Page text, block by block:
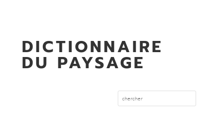
DICTIONNAIRE
DU PAYSAGE